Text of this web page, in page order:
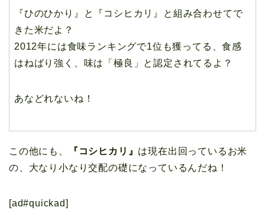
『ひのひかり』と『コシヒカリ』と組み合わせてで
きた米だよ？
2012年には食味ランキングで1位も獲ってる、食感
はねばり強く、味は「極良」と認定されてるよ？
あなどれないね！
この他にも、 『コシヒカリ』 は現在出回っているお米
の、大なり小なり交配の礎になっているんだね！
[ad#quickad]